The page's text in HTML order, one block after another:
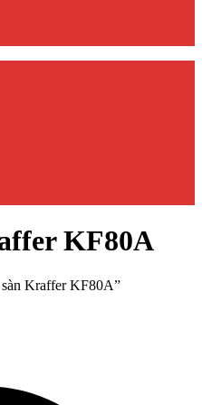
KF80A
sàn Kraffer KF80A”